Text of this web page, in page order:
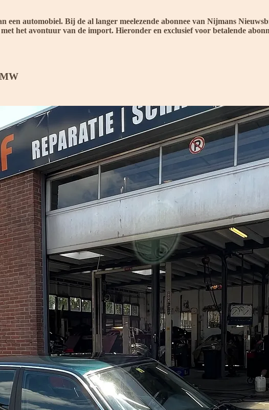
automobiel. Bij de al langer meelezende abonnee van Nijmans
het avontuur van de import. Hieronder en exclusief voor betalende